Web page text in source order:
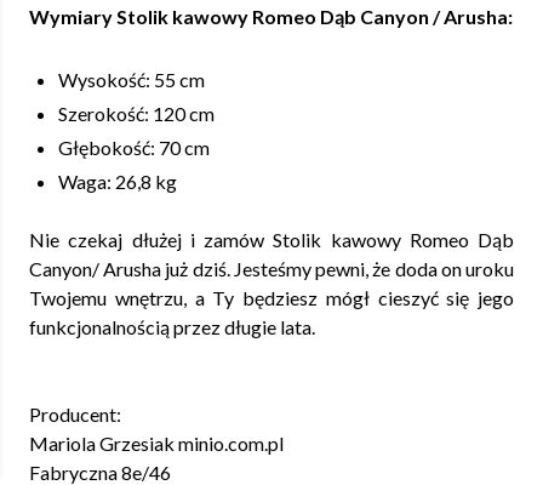
Wymiary Stolik kawowy Romeo Dąb Canyon / Arusha:
Wysokość: 55 cm
Szerokość: 120 cm
Głębokość: 70 cm
Waga: 26,8 kg
Nie czekaj dłużej i zamów Stolik kawowy Romeo Dąb
Canyon/ Arusha już dziś. Jesteśmy pewni, że doda on uroku
Twojemu wnętrzu, a Ty będziesz mógł cieszyć się jego
funkcjonalnością przez długie lata.
Producent:
Mariola Grzesiak minio.com.pl
Fabryczna 8e/46